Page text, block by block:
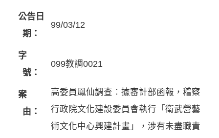
公告日
期：
99/03/12
字
號：
099教調0021
案
由：
高委員鳳仙調查︰據審計部函報，稽察
行政院文化建設委員會執行「衛武營藝
術文化中心興建計畫」，涉有未盡職責